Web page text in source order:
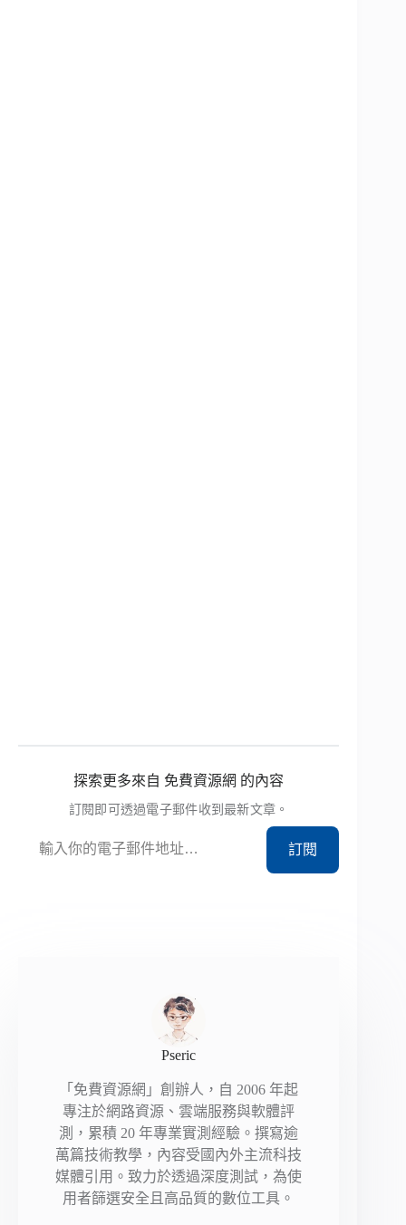
探索更多來自 免費資源網 的內容
訂閱即可透過電子郵件收到最新文章。
訂閱
Pseric
「免費資源網」創辦人，自 2006 年起
專注於網路資源、雲端服務與軟體評
測，累積 20 年專業實測經驗。撰寫逾
萬篇技術教學，內容受國內外主流科技
媒體引用。致力於透過深度測試，為使
用者篩選安全且高品質的數位工具。